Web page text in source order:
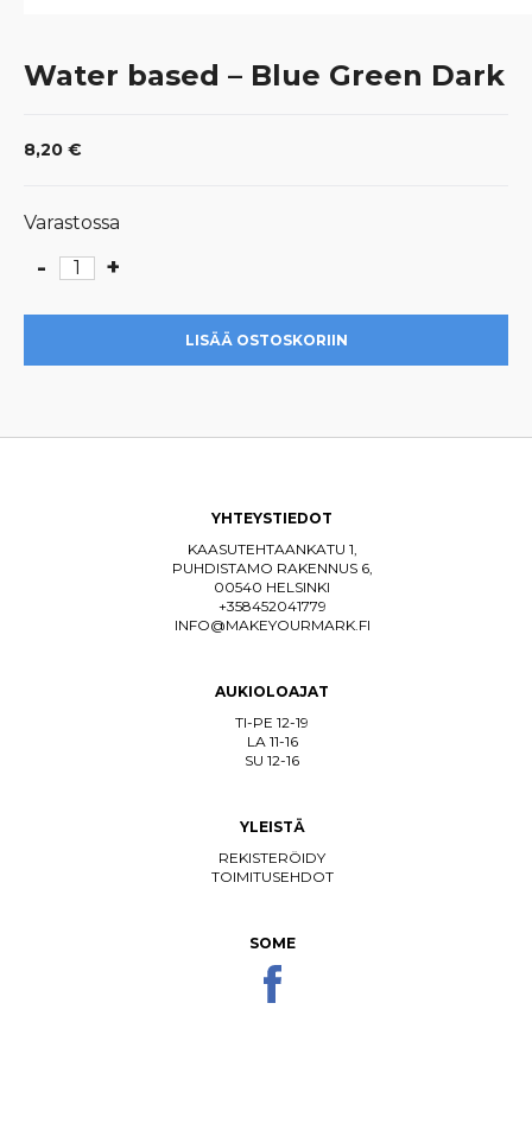
Water based – Blue Green Dark
8,20 €
Varastossa
-
Water
-
Green
+
LISÄÄ OSTOSKORIIN
YHTEYSTIEDOT
KAASUTEHTAANKATU 1,
PUHDISTAMO RAKENNUS 6,
00540 HELSINKI
+358452041779
INFO@MAKEYOURMARK.FI
AUKIOLOAJAT
TI-PE 12-19
LA 11-16
SU 12-16
YLEISTÄ
REKISTERÖIDY
TOIMITUSEHDOT
SOME